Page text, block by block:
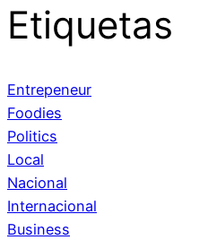
Etiquetas
Entrepeneur
Foodies
Politics
Local
Nacional
Internacional
Business